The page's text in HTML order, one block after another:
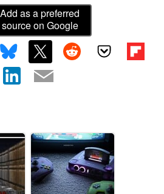
Add as a preferred
source on Google